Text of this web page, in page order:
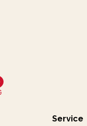
Service